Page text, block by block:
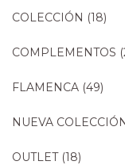
COLECCIÓN (18)
COMPLEMENTOS
FLAMENCA (49)
NUEVA
OUTLET (18)